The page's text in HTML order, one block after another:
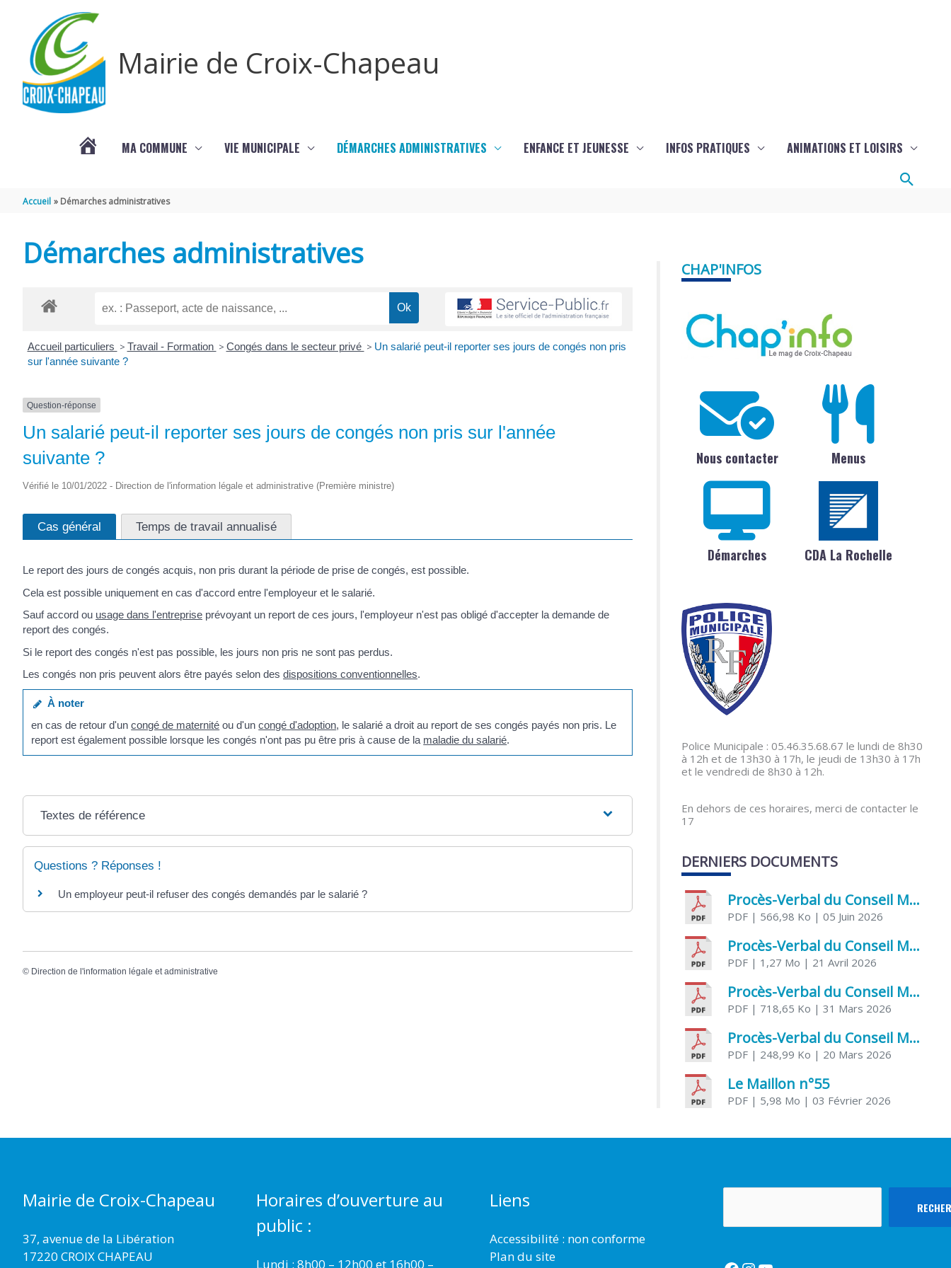
Mairie de Croix-Chapeau
MA COMMUNE VIE MUNICIPALE DÉMARCHES ADMINISTRATIVES ENFANCE ET JEUNESSE INFOS PRATIQUES ANIMATIONS ET LOISIRS
Accueil Démarches administratives
Démarches administratives
Accueil particuliers > Travail - Formation > Congés dans le secteur privé > Un salarié peut-il reporter ses jours de congés non pris
sur l'année suivante ?
Question-réponse
Un salarié peut-il reporter ses jours de congés non pris sur l'année
suivante ?
Vérifié le 10/01/2022 - Direction de l'information légale et administrative (Première ministre)
Cas général Temps de travail annualisé
Le report des jours de congés acquis, non pris durant la période de prise de congés, est possible.
Cela est possible uniquement en cas d'accord entre l'employeur et le salarié.
Sauf accord ou usage dans l'entreprise prévoyant un report de ces jours, l'employeur n'est pas obligé d'accepter la demande de
report des congés.
Si le report des congés n'est pas possible, les jours non pris ne sont pas perdus.
Les congés non pris peuvent alors être payés selon des dispositions conventionnelles.
À noter
en cas de retour d'uncongé de maternité ou d'uncongé d'adoption, le salarié a droit au report de ses congés payés non pris. Le
report est également possible lorsque les congés n'ont pas pu être pris à cause de la maladie du salarié.
Textes de référence
Questions ? Réponses !
Un employeur peut-il refuser des congés demandés par le salarié ?
© Direction de l'information légale et administrative
CHAP'INFOS
Nous contacter Menus
Démarches CDA La Rochelle
Police Municipale : 05.46.35.68.67 le lundi de 8h30
à 12h et de 13h30 à 17h, le jeudi de 13h30 à 17h
et le vendredi de 8h30 à 12h.
En dehors de ces horaires, merci de contacter le
17
DERNIERS DOCUMENTS
Procès-Verbal du Conseil Municipal du 5 juin 2026
PDF | 566,98 Ko | 05 Juin 2026
Procès-Verbal du Conseil Municipal du 21 avril 2026
PDF | 1,27 Mo | 21 Avril 2026
Procès-Verbal du Conseil Municipal du 31 mars 2026
PDF | 718,65 Ko | 31 Mars 2026
Procès-Verbal du Conseil Municipal du 20 mars 2026
PDF | 248,99 Ko | 20 Mars 2026
Le Maillon n°55
PDF | 5,98 Mo | 03 Février 2026
Mairie de Croix-Chapeau
37, avenue de la Libération
17220 CROIX CHAPEAU
Horaires d’ouverture au
public :
Lundi : 8h00 – 12h00 et 16h00 –
Liens
Accessibilité : non conforme
Plan du site